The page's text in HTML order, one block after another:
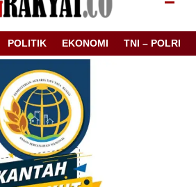
POLITIK EKONOMI TNI – POLRI